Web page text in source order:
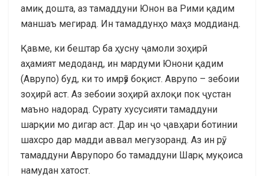
амиқ дошта, аз тамаддуни Юнон ва Рими қадим
маншаъ мегирад. Ин тамаддунҳо маҳз моддианд.
Қавме, ки бештар ба ҳусну ҷамоли зоҳирӣ
аҳамият медоданд, ин мардуми Юнони қадим
(Аврупо) буд, ки то имрӯз боқист. Аврупо – зебоии
зоҳирӣ аст. Аз зебоии зоҳирӣ ахлоқи пок ҷустан
маъно надорад. Сурату хусусияти тамаддуни
шарқии мо дигар аст. Дар ин ҷо ҷавҳари ботинии
шахсро дар мадди аввал мегузоранд. Аз ин рӯ,
тамаддуни Аврупоро бо тамаддуни Шарқ муқоиса
намудан хатост.